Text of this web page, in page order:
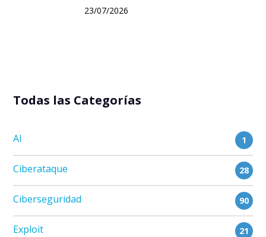
23/07/2026
Todas las Categorías
AI 1
Ciberataque 28
Ciberseguridad 90
Exploit 21